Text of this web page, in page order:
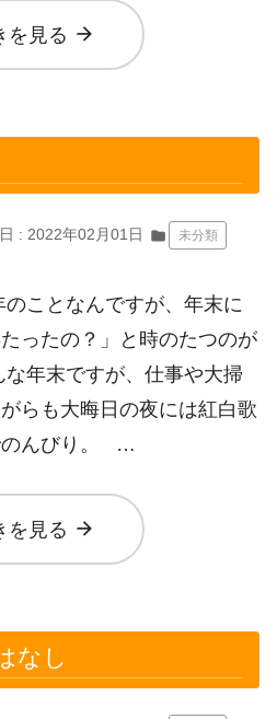
を見る arrow_forward
: 2022年02月01日 folder 未分類
ことなんですが、年末に
ったの？」と時のたつのが
年末ですが、仕事や大掃
らも大晦日の夜には紅白歌
のんびり。 …
を見る arrow_forward
なし